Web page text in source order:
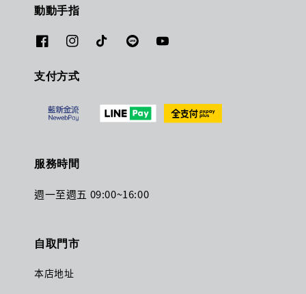
動動手指
支付方式
服務時間
週一至週五 09:00~16:00
自取門市
本店地址